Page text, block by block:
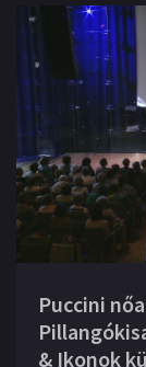
Puccini
& Ikonok